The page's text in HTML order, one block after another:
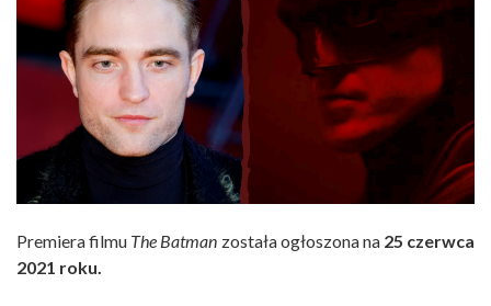
Premiera filmu The Batman została ogłoszona na 25 czerwca
2021 roku.